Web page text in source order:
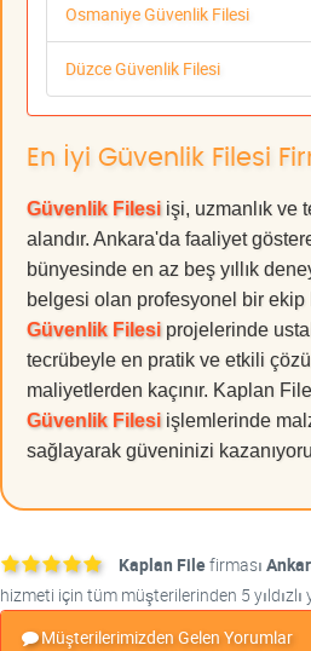
Osmaniye Güvenlik Filesi
Düzce Güvenlik Filesi
En İyi Güvenlik Filesi
Güvenlik Filesi işi, uzmanlık ve
alandır. Ankara'da faaliyet
bünyesinde en az beş yıllık
belgesi olan profesyonel bir ekip
Güvenlik Filesi projelerinde
tecrübeyle en pratik ve etkili
maliyetlerden kaçınır. Kaplan
Güvenlik Filesi işlemlerinde
sağlayarak güveninizi
Kaplan Filefirması
hizmeti için tüm müşterilerinden 5 yıldızlı
Müşterilerimizden Gelen Yorumlar